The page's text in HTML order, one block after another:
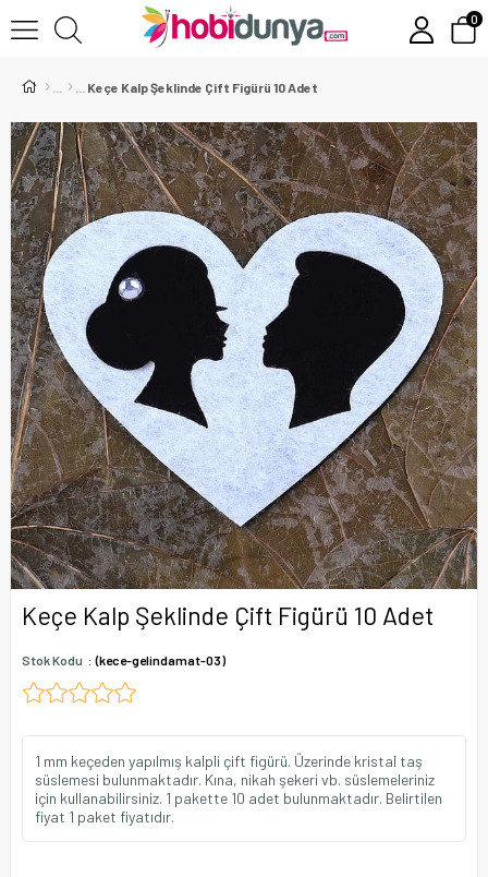
0
Keçe Kalp Şeklinde Çift Figürü 10 Adet
Keçe Kalp Şeklinde Çift Figürü 10 Adet
Stok Kodu (kece-gelindamat-03)
1 mm keçeden yapılmış kalpli çift figürü. Üzerinde kristal taş
süslemesi bulunmaktadır. Kına, nikah şekeri vb. süslemeleriniz
için kullanabilirsiniz. 1 pakette 10 adet bulunmaktadır. Belirtilen
fiyat 1 paket fiyatıdır.